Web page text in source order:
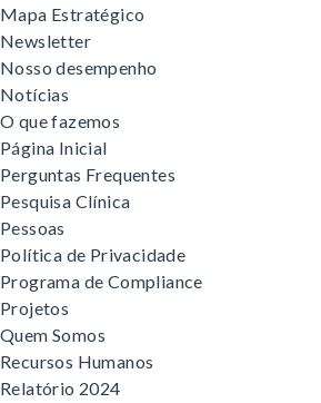
Mapa Estratégico
Newsletter
Nosso desempenho
Notícias
O que fazemos
Página Inicial
Perguntas Frequentes
Pesquisa Clínica
Pessoas
Política de Privacidade
Programa de Compliance
Projetos
Quem Somos
Recursos Humanos
Relatório 2024